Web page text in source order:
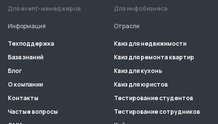
Для event-менеджеров
Для инфобизнеса
Информация
Техподдержка
База знаний
Блог
О компании
Контакты
Частые вопросы
Отрасли
Квиз для недвижимости
Квиз для ремонта квартир
Квиз для кухонь
Квиз для юристов
Тестирование студентов
Тестирование сотрудников